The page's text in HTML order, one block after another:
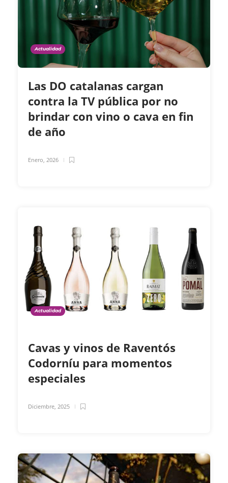
Actualidad
Las DO catalanas cargan
contra la TV pública por no
brindar con vino o cava en fin
de año
Enero, 2026
Actualidad
Cavas y vinos de Raventós
Codorníu para momentos
especiales
Diciembre, 2025